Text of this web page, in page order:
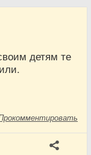
детям те